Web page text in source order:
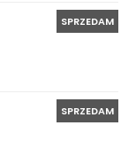
SPRZEDAM
SPRZEDAM